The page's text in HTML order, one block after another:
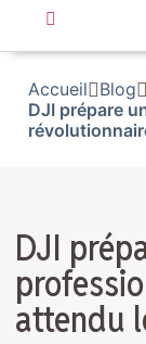
Accueil Blog
DJI prépare
DJI
attendu